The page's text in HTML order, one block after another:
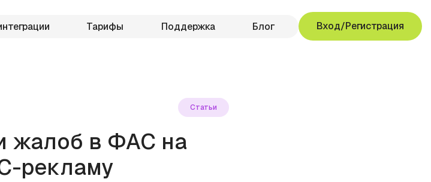
Тарифы Поддержка Блог Вход/Регистрация
Статьи
жалоб в ФАС на
рекламу